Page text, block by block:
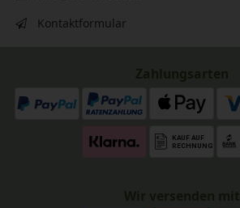
Kontaktformular
Zahlungsarten
Wir versenden mit